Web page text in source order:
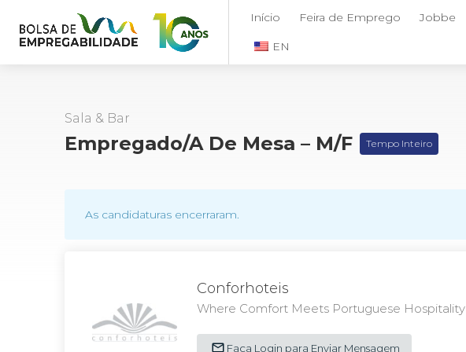
Início Feira de Emprego Jobbe
EN
Sala & Bar
Empregado/a De Mesa – M/F Tempo Inteiro
As candidaturas encerraram.
Conforhoteis
Where Comfort Meets Portuguese Hospitality
Faça Login para Enviar Mensagem